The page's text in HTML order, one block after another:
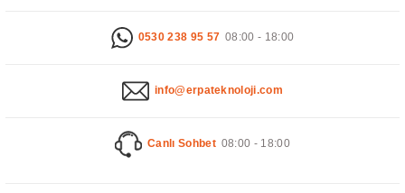
0530 238 95 57 08:00 - 18:00
info@erpateknoloji.com
Canlı Sohbet 08:00 - 18:00